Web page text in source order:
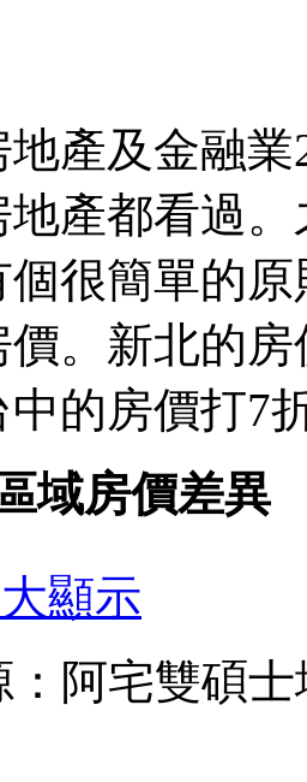
地產及金融
產都看過
很簡單的
。新北的
的房價打7
域房價差異
顯示
：阿宅雙碩